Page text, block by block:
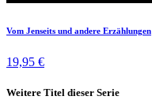
Vom Jenseits und andere Erzählungen
19,95 €
Weitere Titel dieser Serie